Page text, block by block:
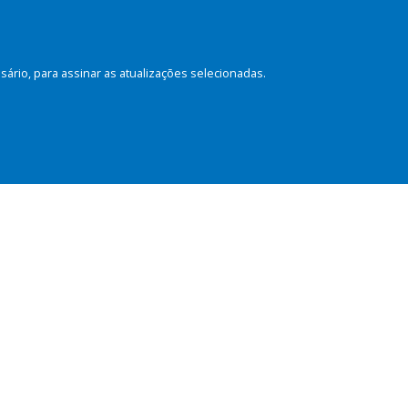
para assinar as atualizações selecionadas.